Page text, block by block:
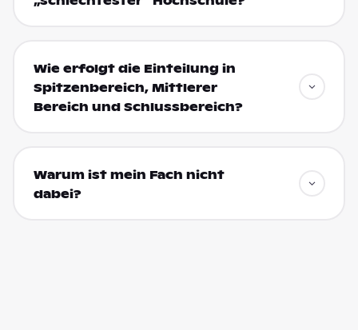
Wie erfolgt die Einteilung in
Spitzenbereich, Mittlerer
Bereich und Schlussbereich?
Warum ist mein Fach nicht
dabei?